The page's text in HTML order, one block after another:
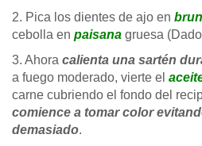
2. Pica los dientes de ajo en
cebolla en paisana gruesa
3. Ahora calienta una sartén
a fuego moderado, vierte el
carne cubriendo el fondo del
comience a tomar color
demasiado.